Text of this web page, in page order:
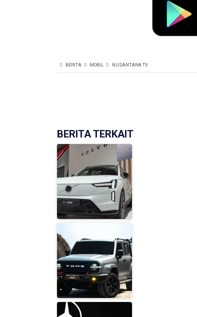
BERITA MOBIL NUSANTARA TV
BERITA TERKAIT